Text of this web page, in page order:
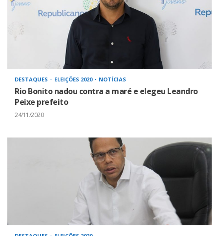
DESTAQUES ELEIÇÕES 2020 NOTÍCIAS
Rio Bonito nadou contra a maré e elegeu Leandro
Peixe prefeito
24/11/2020